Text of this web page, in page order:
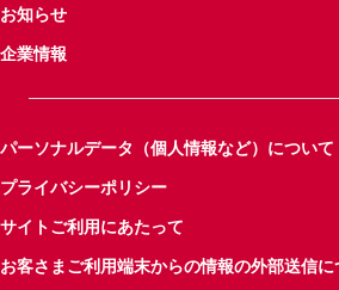
お知らせ
企業情報
パーソナルデータ（個人情報など）について
プライバシーポリシー
サイトご利用にあたって
お客さまご利用端末からの情報の外部送信に